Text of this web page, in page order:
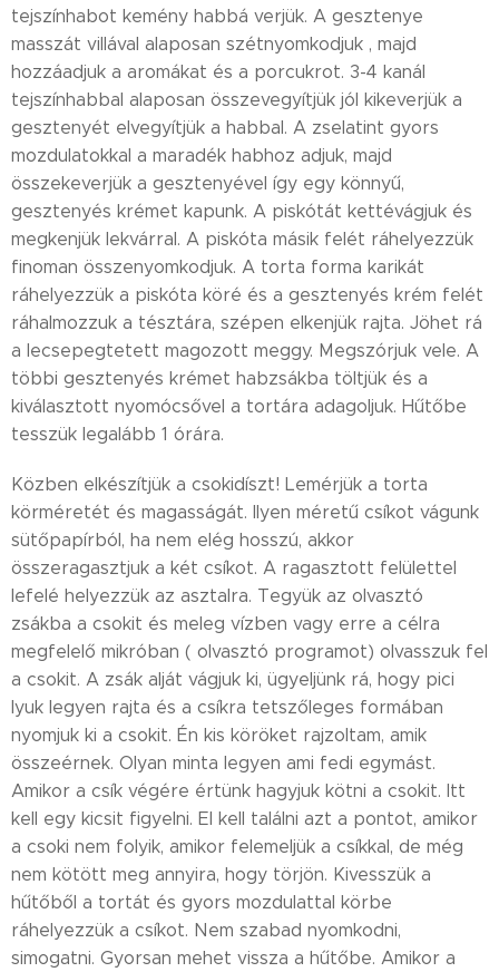
tejszínhabot kemény habbá verjük. A gesztenye
masszát villával alaposan szétnyomkodjuk , majd
hozzáadjuk a aromákat és a porcukrot. 3-4 kanál
tejszínhabbal alaposan összevegyítjük jól kikeverjük a
gesztenyét elvegyítjük a habbal. A zselatint gyors
mozdulatokkal a maradék habhoz adjuk, majd
összekeverjük a gesztenyével így egy könnyű,
gesztenyés krémet kapunk. A piskótát kettévágjuk és
megkenjük lekvárral. A piskóta másik felét ráhelyezzük
finoman összenyomkodjuk. A torta forma karikát
ráhelyezzük a piskóta köré és a gesztenyés krém felét
ráhalmozzuk a tésztára, szépen elkenjük rajta. Jöhet rá
a lecsepegtetett magozott meggy. Megszórjuk vele. A
többi gesztenyés krémet habzsákba töltjük és a
kiválasztott nyomócsővel a tortára adagoljuk. Hűtőbe
tesszük legalább 1 órára.
Közben elkészítjük a csokidíszt! Lemérjük a torta
körméretét és magasságát. Ilyen méretű csíkot vágunk
sütőpapírból, ha nem elég hosszú, akkor
összeragasztjuk a két csíkot. A ragasztott felülettel
lefelé helyezzük az asztalra. Tegyük az olvasztó
zsákba a csokit és meleg vízben vagy erre a célra
megfelelő mikróban ( olvasztó programot) olvasszuk fel
a csokit. A zsák alját vágjuk ki, ügyeljünk rá, hogy pici
lyuk legyen rajta és a csíkra tetszőleges formában
nyomjuk ki a csokit. Én kis köröket rajzoltam, amik
összeérnek. Olyan minta legyen ami fedi egymást.
Amikor a csík végére értünk hagyjuk kötni a csokit. Itt
kell egy kicsit figyelni. El kell találni azt a pontot, amikor
a csoki nem folyik, amikor felemeljük a csíkkal, de még
nem kötött meg annyira, hogy törjön. Kivesszük a
hűtőből a tortát és gyors mozdulattal körbe
ráhelyezzük a csíkot. Nem szabad nyomkodni,
simogatni. Gyorsan mehet vissza a hűtőbe. Amikor a